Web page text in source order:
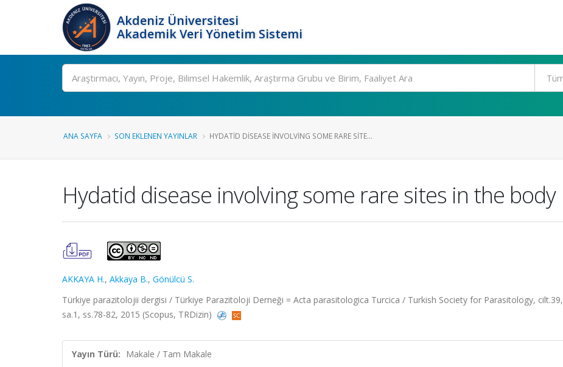
Akdeniz Üniversitesi
Akademik Veri Yönetim Sistemi
Ara
ANA SAYFA SON EKLENEN YAYINLAR HYDATID DISEASE INVOLVING SOME RARE SITE...
Hydatid disease involving some rare sites in the body
AKKAYA H., Akkaya B., Gönülcü S.
Türkiye parazitolojii dergisi / Türkiye Parazitoloji Derneği = Acta parasitologica Turcica / Turkish Society for Parasitology, cilt.39,
sa.1, ss.78-82, 2015 (Scopus, TRDizin)
Yayın Türü: Makale / Tam Makale